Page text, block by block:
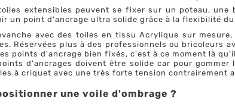
extensibles peuvent se fixer sur un poteau, une
un point d'ancrage ultra solide grâce à la flexibilité
avec des toiles en tissu Acrylique sur
Réservées plus à des professionnels ou bricoleurs
points d'ancrage bien fixés, c'est à ce moment là
d'ancrages doivent être solide car pour
à criquet avec une très forte tension contrairement
une voile d'ombrage ?